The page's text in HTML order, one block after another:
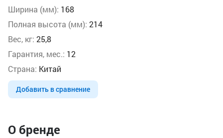
Ширина (мм): 168
Полная высота (мм): 214
Вес, кг: 25,8
Гарантия, мес.: 12
Страна: Китай
Добавить в сравнение
О бренде